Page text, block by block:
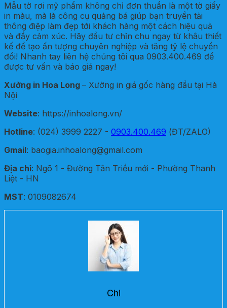
Mẫu tờ rơi mỹ phẩm không chỉ đơn thuần là một tờ giấy
in màu, mà là công cụ quảng bá giúp bạn truyền tải
thông điệp làm đẹp tới khách hàng một cách hiệu quả
và đầy cảm xúc. Hãy đầu tư chỉn chu ngay từ khâu thiết
kế để tạo ấn tượng chuyên nghiệp và tăng tỷ lệ chuyển
đổi! Nhanh tay liên hệ chúng tôi qua 0903.400.469 để
được tư vấn và báo giá ngay!
Xưởng in Hoa Long – Xưởng in giá gốc hàng đầu tại Hà
Nội
Website: https://inhoalong.vn/
Hotline: (024) 3999 2227 - 0903.400.469 (ĐT/ZALO)
Gmail: baogia.inhoalong@gmail.com
Địa chỉ: Ngõ 1 - Đường Tân Triều mới - Phường Thanh
Liệt - HN
MST: 0109082674
Chi